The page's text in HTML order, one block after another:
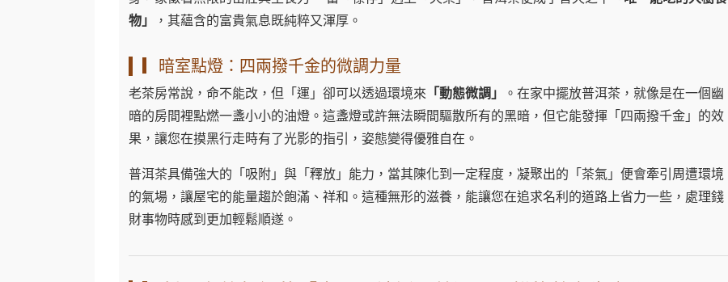
物」
，其蘊含的富貴氣息既純粹又渾厚。
▎暗室點燈：四兩撥千金的微調力量
老茶房常說，命不能改，但「運」卻可以透過環境來 「動態微調」
。在家中擺放普洱茶，就像是在一個幽
暗的房間裡點燃一盞小小的油燈。這盞燈或許無法瞬間驅散所有的黑暗，但它能發揮「四兩撥千金」的效
果，讓您在摸黑行走時有了光影的指引，姿態變得優雅自在。
普洱茶具備強大的「吸附」與「釋放」能力，當其陳化到一定程度，凝聚出的「茶氣」便會牽引周遭環境
的氣場，讓屋宅的能量趨於飽滿、祥和。這種無形的滋養，能讓您在追求名利的道路上省力一些，處理錢
財事物時感到更加輕鬆順遂。